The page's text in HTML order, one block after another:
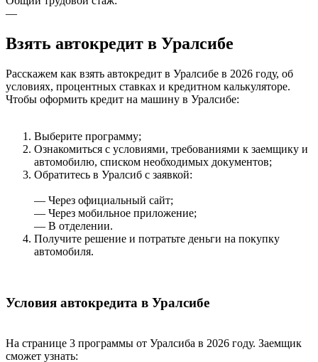
—
Взять автокредит в Уралсибе
Расскажем как взять автокредит в Уралсибе в 2026 году, об
условиях, процентных ставках и кредитном калькуляторе.
Чтобы оформить кредит на машину в Уралсибе:
Выберите программу;
Ознакомиться с условиями, требованиями к заемщику и
автомобилю, списком необходимых документов;
Обратитесь в Уралсиб с заявкой:
— Через официальный сайт;
— Через мобильное приложение;
— В отделении.
Получите решение и потратьте деньги на покупку
автомобиля.
Условия автокредита в Уралсибе
На странице 3 программы от Уралсиба в 2026 году. Заемщик
сможет узнать: